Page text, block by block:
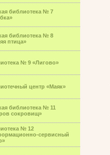
библиотека № 7
библиотека № 8
птица»
№ 9 «Лигово»
центр «Маяк»
библиотека № 11
сокровищ»
№ 12
сервисный